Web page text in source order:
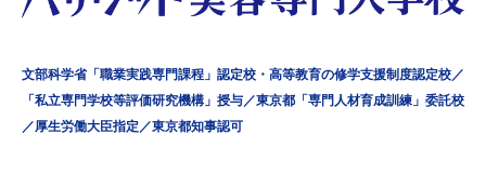
文部科学省「職業実践専門課程」認定校・高等教育の修学支援制度認定校／
「私立専門学校等評価研究機構」授与／東京都「専門人材育成訓練」委託校
／厚生労働大臣指定／東京都知事認可